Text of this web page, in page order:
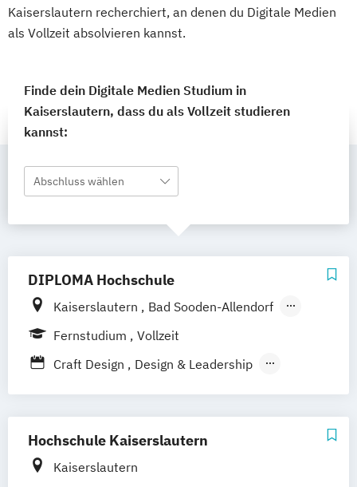
Kaiserslautern recherchiert, an denen du Digitale Medien
als Vollzeit absolvieren kannst.
Finde dein Digitale Medien Studium in
Kaiserslautern, dass du als Vollzeit studieren
kannst:
Abschluss wählen
DIPLOMA Hochschule
Kaiserslautern
Bad Sooden-Allendorf
Aalen
Baden-Baden
Heilbronn Kassel Leipzig Mannheim
München Bochum Wiesbaden
Regenstauf Dresden Hoyerswerda
Magdeburg Ostfildern
Schwentinental / Kiel
Fernstudium
Vollzeit
Craft Design
Design & Leadership
Informationsdesign
Hochschule Kaiserslautern
Kaiserslautern